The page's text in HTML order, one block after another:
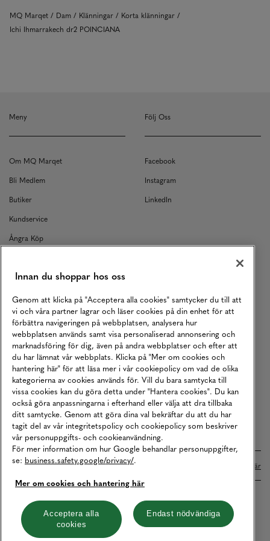
MQ Marqet Dam Klänningar
Korta klänningar
Ichi Ihmarrakech dr2 POINCIANA
Meny
Om MQ Marqet
Bli Medlem
Butiker
Kundservice
Ångra Köp
Returer
Köpvillkor
Karriär
Vårt Ansvar
Våra Tjänster
Press
Studentrabatt
B2B
Tillgänglighetsredogörelse
Följ Oss
Facebook
Instagram
LinkedIn
Betalningar online sköts i samarbete med Klarna. Läs mer här
Cookies Integritetspolicy
Hantera cookies
Innan du shoppar hos oss
Genom att klicka på "Acceptera alla cookies" samtycker du till att
vi och våra partner lagrar och läser cookies på din enhet för att
förbättra navigeringen på webbplatsen, analysera hur
webbplatsen används samt visa personaliserad annonsering och
marknadsföring för dig, även på andra webbplatser och efter att
du har lämnat vår webbplats. Klicka på "Mer om cookies och
hantering här" för att läsa mer i vår cookiepolicy om vad de olika
kategorierna av cookies används för. Vill du bara samtycka till
vissa cookies kan du göra detta under "Hantera cookies". Du kan
också göra anpassningarna i efterhand eller välja att dra tillbaka
ditt samtycke. Genom att göra dina val bekräftar du att du har
tagit del av vår integritetspolicy och cookiepolicy som beskriver
vår personuppgifts- och cookieanvändning.
För mer information om hur Google behandlar personuppgifter,
se: business.safety.google/privacy/.
Mer om cookies och hantering här
Acceptera alla
cookies
Endast nödvändiga